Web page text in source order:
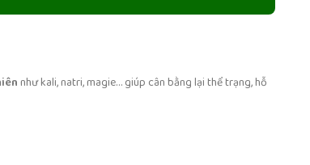
như kali, natri, magie… giúp cân bằng lại thể trạng, hỗ